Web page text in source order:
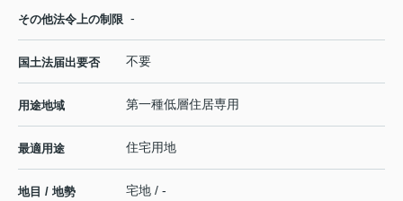
その他法令上の制限 -
国土法届出要否 不要
用途地域 第一種低層住居専用
最適用途 住宅用地
地目 / 地勢 宅地 / -